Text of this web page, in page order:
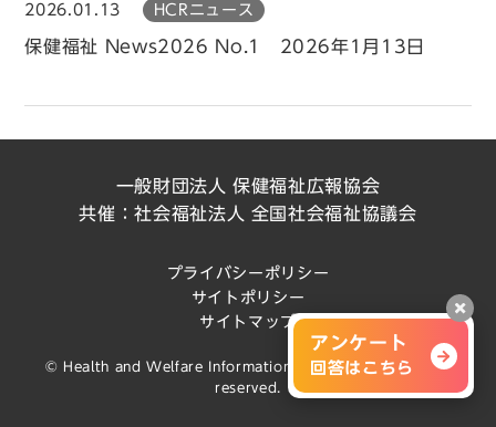
2026.01.13 HCRニュース
保健福祉 News2026 No.1 2026年1月13日
一般財団法人 保健福祉広報協会
共催：社会福祉法人 全国社会福祉協議会
プライバシーポリシー
サイトポリシー
サイトマップ
© Health and Welfare Information Association All rights
reserved.
閉じ
アンケート
回答はこちら